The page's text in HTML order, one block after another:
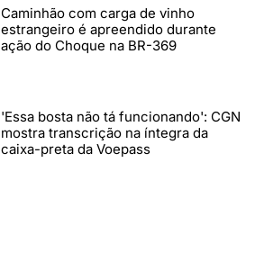
Caminhão com carga de vinho
estrangeiro é apreendido durante
ação do Choque na BR-369
'Essa bosta não tá funcionando': CGN
mostra transcrição na íntegra da
caixa-preta da Voepass